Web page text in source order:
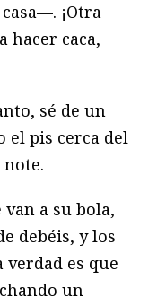
¡Otra
hacer caca,
sé de un
el pis cerca del
van a su bola,
debéis, y los
verdad es que
un